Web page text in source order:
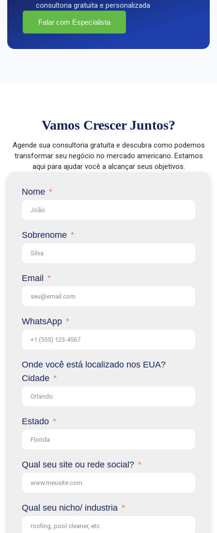
consultoria gratuita e personalizada
Falar com Especialista
Vamos Crescer Juntos?
Agende sua consultoria gratuita e descubra como podemos
transformar seu negócio no mercado americano. Estamos
aqui para ajudar você a alcançar seus objetivos.
Nome
Sobrenome
Email
WhatsApp
Onde você está localizado nos EUA?
Cidade
Estado
Qual seu site ou rede social?
Qual seu nicho/ industria